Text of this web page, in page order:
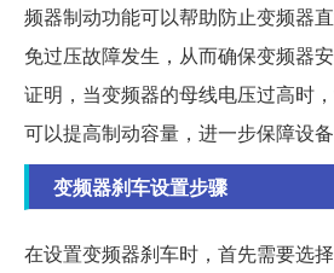
频器制动功能可以帮助防止变频器
免过压故障发生，从而确保变频器
证明，当变频器的母线电压过高时
可以提高制动容量，进一步保障设备
变频器刹车设置步骤
在设置变频器刹车时，首先需要选